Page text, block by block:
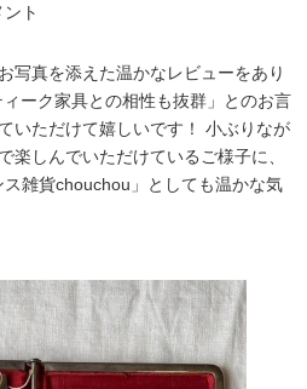
ト
写真を添えた温かなレビューをあり
ーク家具との相性も抜群」とのお言
いただけて嬉しいです！ 小ぶりなが
楽しんでいただけているご様子に、
雑貨chouchou」としても温かな気